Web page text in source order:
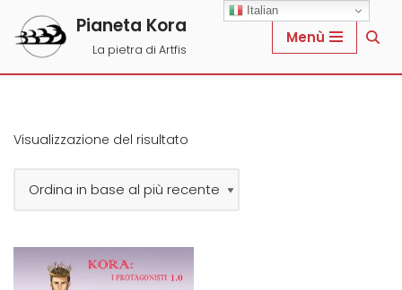
Vai
al
Pianeta Kora
La pietra di Artfis
Menù
Visualizzazione del risultato
Italian